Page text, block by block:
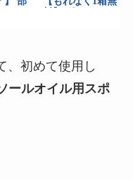
、初めて使用し
ールオイル用スポ